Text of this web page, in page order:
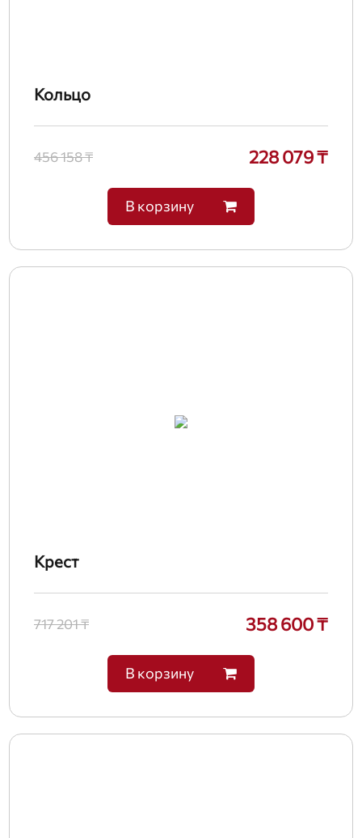
Кольцо
456 158 ₸ 228 079 ₸
В корзину
Крест
717 201 ₸ 358 600 ₸
В корзину